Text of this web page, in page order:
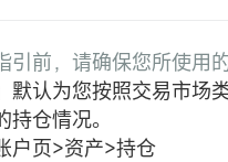
引前，请确保您所使用
默认为您按照交易市
持仓情况。
户页>资产>持仓